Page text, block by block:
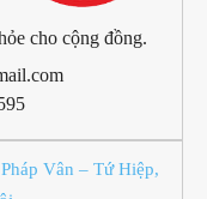
cho cộng đồng.
Vân – Tứ Hiệp,